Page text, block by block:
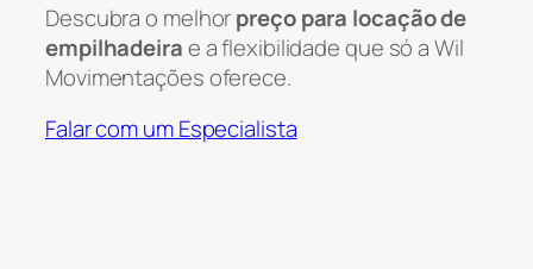
Descubra o melhorpreço para locação de
empilhadeirae a flexibilidade que só a Wil
Movimentações oferece.
Falar com um Especialista